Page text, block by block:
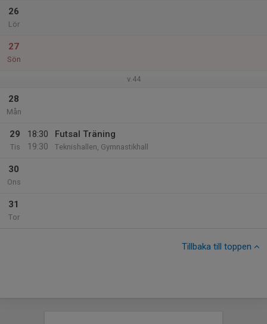
26
Lör
27
Sön
v.44
28
Mån
29
Tis
18:30
19:30
Futsal Träning
Teknishallen, Gymnastikhall
30
Ons
31
Tor
Tillbaka till toppen